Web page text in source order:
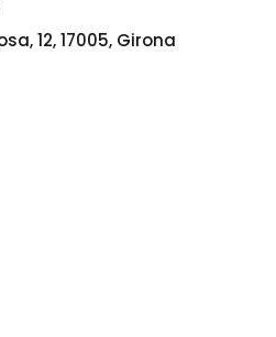
12, 17005, Girona